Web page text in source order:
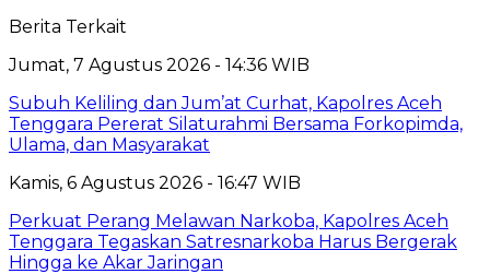
Berita Terkait
Jumat, 7 Agustus 2026 - 14:36 WIB
Subuh Keliling dan Jum’at Curhat, Kapolres Aceh
Tenggara Pererat Silaturahmi Bersama Forkopimda,
Ulama, dan Masyarakat
Kamis, 6 Agustus 2026 - 16:47 WIB
Perkuat Perang Melawan Narkoba, Kapolres Aceh
Tenggara Tegaskan Satresnarkoba Harus Bergerak
Hingga ke Akar Jaringan